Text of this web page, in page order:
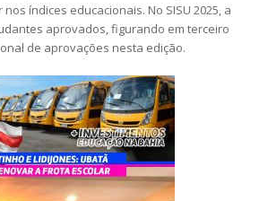
índices educacionais. No SISU 2025, a
aprovados, figurando em terceiro
de aprovações nesta edição.